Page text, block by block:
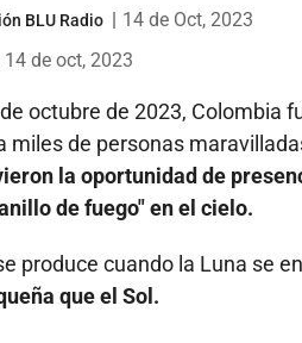
BLU Radio
14 de Oct, 2023
de oct, 2023
octubre de 2023, Colombia
miles de personas
la oportunidad de
de fuego" en el cielo.
produce cuando la Luna se
que el Sol.